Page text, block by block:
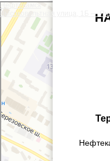
Нефтекамск
Высоковольтная улица, 1Б —